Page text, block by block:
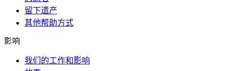
留下遗产
其他帮助方式
影响
我们的工作和影响